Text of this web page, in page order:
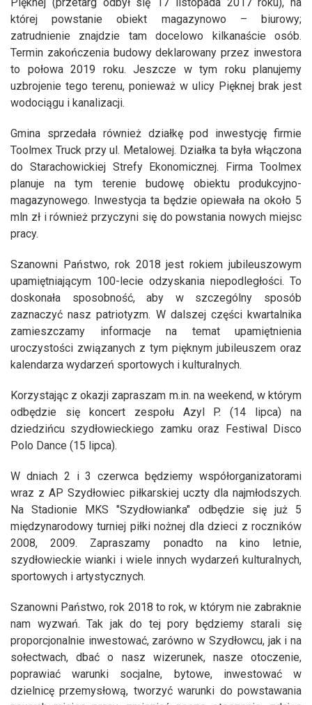
której powstanie obiekt magazynowo – biurowy;
zatrudnienie znajdzie tam docelowo kilkanaście osób.
Termin zakończenia budowy deklarowany przez inwestora
to połowa 2019 roku. Jeszcze w tym roku planujemy
uzbrojenie tego terenu, ponieważ w ulicy Pięknej brak jest
wodociągu i kanalizacji.
Gmina sprzedała również działkę pod inwestycję firmie
Toolmex Truck przy ul. Metalowej. Działka ta była włączona
do Starachowickiej Strefy Ekonomicznej. Firma Toolmex
planuje na tym terenie budowę obiektu produkcyjno-
magazynowego. Inwestycja ta będzie opiewała na około 5
mln zł i również przyczyni się do powstania nowych miejsc
pracy.
Szanowni Państwo, rok 2018 jest rokiem jubileuszowym
upamiętniającym 100-lecie odzyskania niepodległości. To
doskonała sposobność, aby w szczególny sposób
zaznaczyć nasz patriotyzm. W dalszej części kwartalnika
zamieszczamy informacje na temat upamiętnienia
uroczystości związanych z tym pięknym jubileuszem oraz
kalendarza wydarzeń sportowych i kulturalnych.
Korzystając z okazji zapraszam m.in. na weekend, w którym
odbędzie się koncert zespołu Azyl P. (14 lipca) na
dziedzińcu szydłowieckiego zamku oraz Festiwal Disco
Polo Dance (15 lipca).
W dniach 2 i 3 czerwca będziemy współorganizatorami
wraz z AP Szydłowiec piłkarskiej uczty dla najmłodszych.
Na Stadionie MKS "Szydłowianka" odbędzie się już 5
międzynarodowy turniej piłki nożnej dla dzieci z roczników
2008, 2009. Zapraszamy ponadto na kino letnie,
szydłowieckie wianki i wiele innych wydarzeń kulturalnych,
sportowych i artystycznych.
Szanowni Państwo, rok 2018 to rok, w którym nie zabraknie
nam wyzwań. Tak jak do tej pory będziemy starali się
proporcjonalnie inwestować, zarówno w Szydłowcu, jak i na
sołectwach, dbać o nasz wizerunek, nasze otoczenie,
poprawiać warunki socjalne, bytowe, inwestować w
dzielnicę przemysłową, tworzyć warunki do powstawania